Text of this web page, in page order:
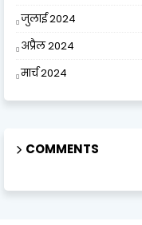
जुलाई 2024
अप्रैल 2024
मार्च 2024
COMMENTS